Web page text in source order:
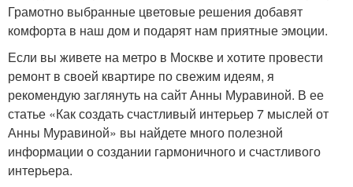
Грамотно выбранные цветовые решения добавят
комфорта в наш дом и подарят нам приятные эмоции.
Если вы живете на метро в Москве и хотите провести
ремонт в своей квартире по свежим идеям, я
рекомендую заглянуть на сайт Анны Муравиной. В ее
статье «Как создать счастливый интерьер 7 мыслей от
Анны Муравиной» вы найдете много полезной
информации о создании гармоничного и счастливого
интерьера.